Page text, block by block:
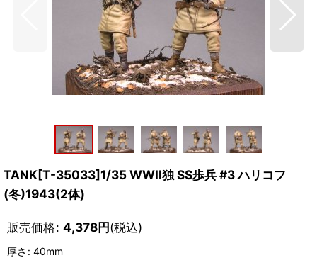
TANK[T-35033]1/35 WWII独 SS歩兵 #3 ハリコフ
(冬)1943(2体)
販売価格: 4,378円(税込)
厚さ : 40mm